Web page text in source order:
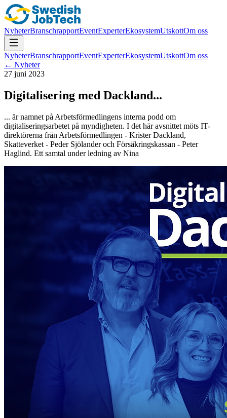
NyheterBranschrapportEventExperterEkosystemUtskottOm oss
NyheterBranschrapportEventExperterEkosystemUtskottOm oss
← Nyheter
27 juni 2023
Digitalisering med Dackland...
... är namnet på Arbetsförmedlingens interna podd om
digitaliseringsarbetet på myndigheten. I det här avsnittet möts IT-
direktörerna från Arbetsförmedlingen - Krister Dackland,
Skatteverket - Peder Sjölander och Försäkringskassan - Peter
Haglind. Ett samtal under ledning av Nina